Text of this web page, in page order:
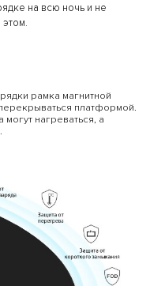
на всю ночь и не
рамка магнитной
платформой.
нагреваться, а